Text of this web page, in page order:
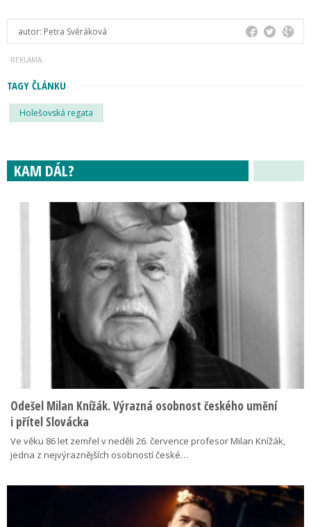
autor: Petra Svěráková
TAGY ČLÁNKU
Holešovská regata
KAM DÁL?
Odešel Milan Knížák. Výrazná osobnost českého umění
i přítel Slovácka
Ve věku 86 let zemřel v neděli 26. července profesor Milan Knížák,
jedna z nejvýraznějších osobností české…